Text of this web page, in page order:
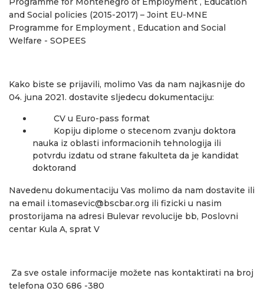
and Social policies (2015-2017) – Joint EU-MNE
Programme for Employment , Education and Social
Welfare - SOPEES
Kako biste se prijavili, molimo Vas da nam najkasnije do
04. juna 2021. dostavite sljedecu dokumentaciju:
CV u Euro-pass format
Kopiju diplome o stecenom zvanju doktora
nauka iz oblasti informacionih tehnologija ili
potvrdu izdatu od strane fakulteta da je kandidat
doktorand
Navedenu dokumentaciju Vas molimo da nam dostavite ili
na email i.tomasevic@bscbar.org ili fizicki u nasim
prostorijama na adresi Bulevar revolucije bb, Poslovni
centar Kula A, sprat V
Za sve ostale informacije možete nas kontaktirati na broj
telefona 030 686 -380